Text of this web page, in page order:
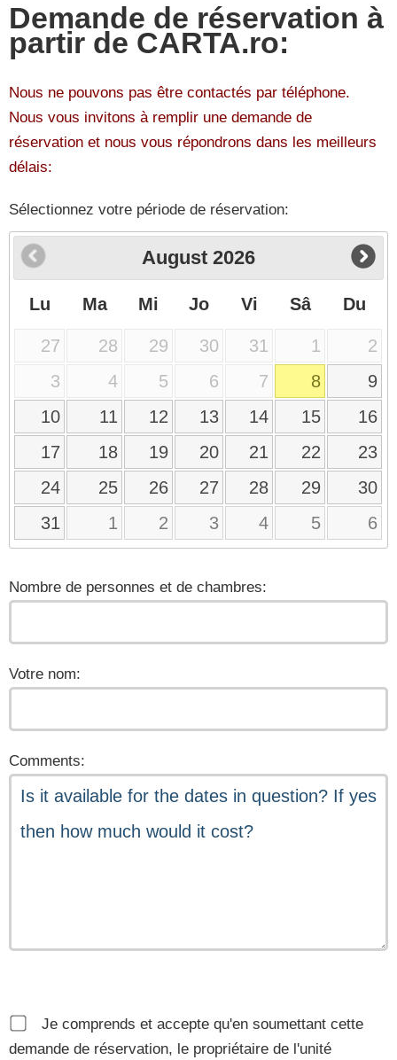
Demande de réservation à
partir de CARTA.ro:
Nous ne pouvons pas être contactés par téléphone.
Nous vous invitons à remplir une demande de
réservation et nous vous répondrons dans les meilleurs
délais:
Sélectionnez votre période de réservation:
August 2026
Lu Ma Mi Jo Vi Sâ Du
27 28 29 30 31 1
2
3
4 5 6 7 8
9
10
11 12 13 14 15
16
17
18 19 20 21 22
23
24
25 26 27 28 29
30
31
1 2 3 4 5 6
Nombre de personnes et de chambres:
Votre nom:
Comments:
Je comprends et accepte qu'en soumettant cette
demande de réservation, le propriétaire de l'unité